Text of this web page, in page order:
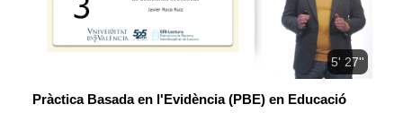
5' 27''
Pràctica Basada en l'Evidència (PBE) en Educació